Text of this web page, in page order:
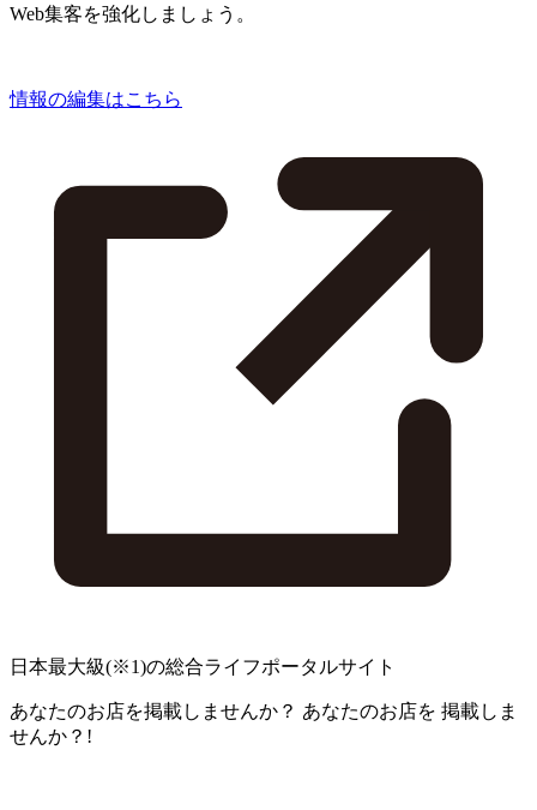
Web集客を強化しましょう。
情報の編集はこちら
日本最大級(※1)の総合ライフポータルサイト
あなたのお店を掲載しませんか？ あなたのお店を 掲載しま
せんか？!